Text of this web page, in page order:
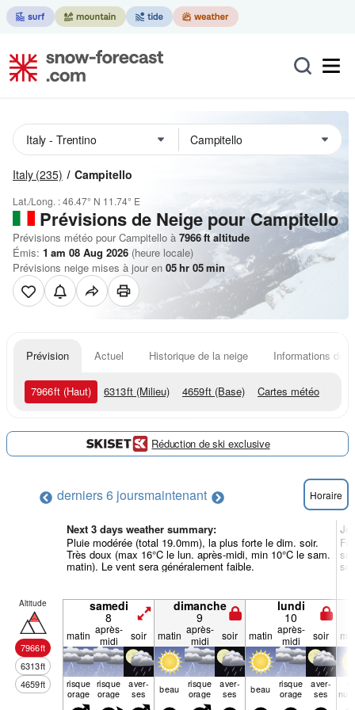
Italy (235) Campitello
Lat./Long. :46.47° N 11.74° E
Prévisions de Neigepour Campitello
Prévisions météo pour Campitello à 7966ftaltitude
Émis: 1 am 08 Aug 2026 (heure locale)
Prévisions neige mises à jour en 05hr 05min
Prévision Actuel Historique de la neige Informations du
7966ft (Haut) 6313ft (Milieu) 4659ft (Base) Cartes météo
Réduction de ski exclusive
derniers 6 joursmaintenant Horaire
Next 3 days weather summary:
Pluie modérée (total 19.0mm), la plus forte le dim. soir.
Très doux (max 16°C le lun. après-midi, min 10°C le sam.
matin). Le vent sera généralement faible.
Altitude
7966ft
6313ft
4659ft
samedi
8
dimanche
9
lundi
10
matin après-
midi
soir matin après-
midi
soir matin après-
midi
soir
risque
orage
risque
orage
aver­
ses beau risque
orage
aver­
ses beau risque
orage
aver­
ses